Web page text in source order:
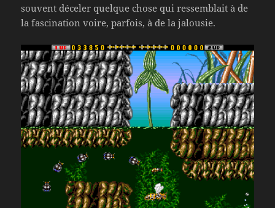
souvent déceler quelque chose qui ressemblait à de
la fascination voire, parfois, à de la jalousie.